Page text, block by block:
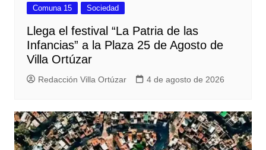
Comuna 15 Sociedad
Llega el festival “La Patria de las
Infancias” a la Plaza 25 de Agosto de
Villa Ortúzar
Redacción Villa Ortúzar 4 de agosto de 2026